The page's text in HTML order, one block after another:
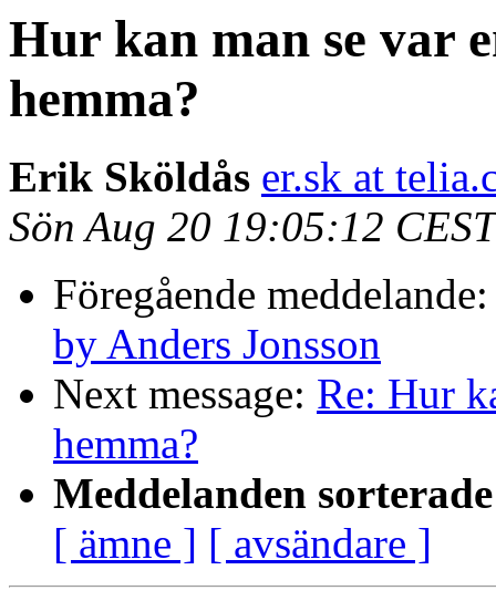
Hur kan man se var
hemma?
Erik Sköldås er.sk at
Sön Aug 20 19:05:12
Föregående
by Anders Jonsson
Next message: Re: Hur
hemma?
Meddelanden
[ ämne ] [ avsändare ]